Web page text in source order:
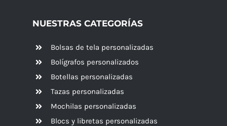
NUESTRAS CATEGORÍAS
Bolsas de tela personalizadas
Bolígrafos personalizados
Botellas personalizadas
Tazas personalizadas
Mochilas personalizadas
Blocs y libretas personalizadas